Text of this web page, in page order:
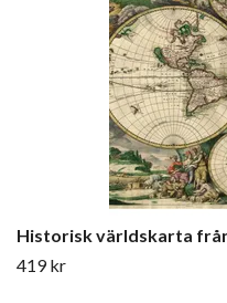
Historisk världskarta
419 kr